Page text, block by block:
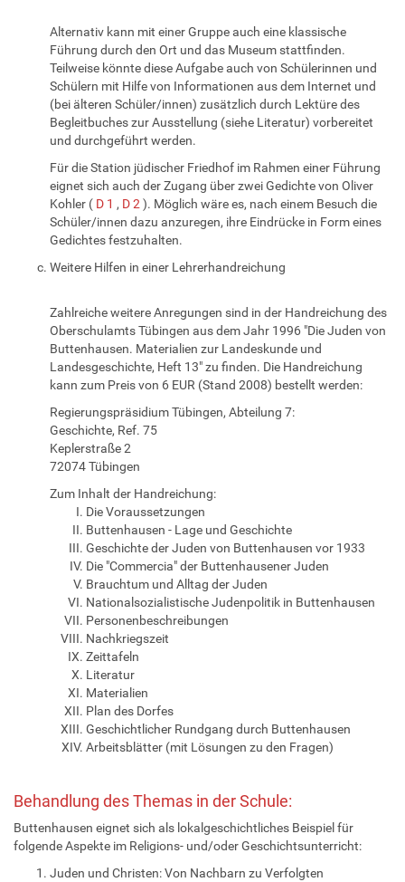
Alternativ kann mit einer Gruppe auch eine klassische
Führung durch den Ort und das Museum stattfinden.
Teilweise könnte diese Aufgabe auch von Schülerinnen und
Schülern mit Hilfe von Informationen aus dem Internet und
(bei älteren Schüler/innen) zusätzlich durch Lektüre des
Begleitbuches zur Ausstellung (siehe Literatur) vorbereitet
und durchgeführt werden.
Für die Station jüdischer Friedhof im Rahmen einer Führung
eignet sich auch der Zugang über zwei Gedichte von Oliver
Kohler ( D 1 , D 2 ). Möglich wäre es, nach einem Besuch die
Schüler/innen dazu anzuregen, ihre Eindrücke in Form eines
Gedichtes festzuhalten.
Weitere Hilfen in einer Lehrerhandreichung
Zahlreiche weitere Anregungen sind in der Handreichung des
Oberschulamts Tübingen aus dem Jahr 1996 "Die Juden von
Buttenhausen. Materialien zur Landeskunde und
Landesgeschichte, Heft 13" zu finden. Die Handreichung
kann zum Preis von 6 EUR (Stand 2008) bestellt werden:
Regierungspräsidium Tübingen, Abteilung 7:
Geschichte, Ref. 75
Keplerstraße 2
72074 Tübingen
Zum Inhalt der Handreichung:
Die Voraussetzungen
Buttenhausen - Lage und Geschichte
Geschichte der Juden von Buttenhausen vor 1933
Die "Commercia" der Buttenhausener Juden
Brauchtum und Alltag der Juden
Nationalsozialistische Judenpolitik in Buttenhausen
Personenbeschreibungen
Nachkriegszeit
Zeittafeln
Literatur
Materialien
Plan des Dorfes
Geschichtlicher Rundgang durch Buttenhausen
Arbeitsblätter (mit Lösungen zu den Fragen)
Behandlung des Themas in der Schule:
Buttenhausen eignet sich als lokalgeschichtliches Beispiel für
folgende Aspekte im Religions- und/oder Geschichtsunterricht:
Juden und Christen: Von Nachbarn zu Verfolgten